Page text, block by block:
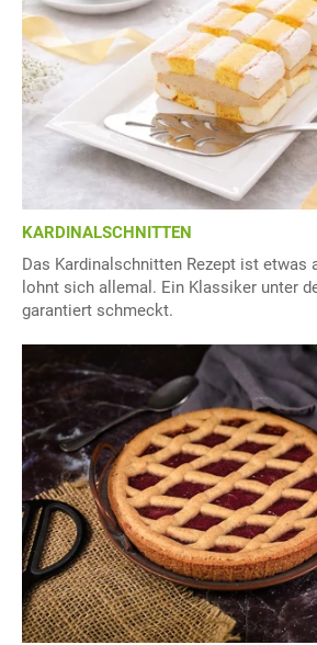
KARDINALSCHNITTEN
Das Kardinalschnitten Rezept ist etwas
lohnt sich allemal. Ein Klassiker unter
garantiert schmeckt.